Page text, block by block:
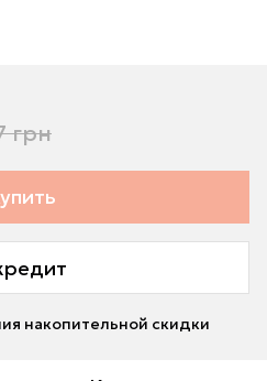
грн
накопительной скидки